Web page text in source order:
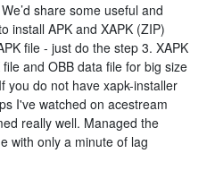
share some useful and
install APK and XAPK (ZIP)
file - just do the step 3. XAPK
and OBB data file for big size
you do not have xapk-installer
I've watched on acestream
really well. Managed the
with only a minute of lag